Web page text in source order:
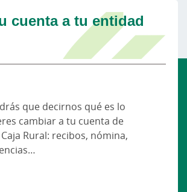
cuenta a tu entidad
que decirnos qué es lo
cambiar a tu cuenta de
Caja Rural: recibos, nómina,